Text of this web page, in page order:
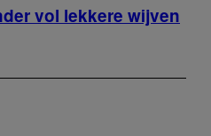
vol lekkere wijven